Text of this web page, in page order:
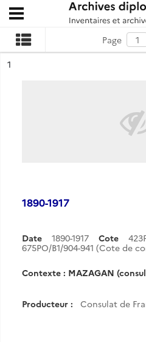
Archives diplomatiques
Ouvrir le menu déroulant
Page
n°
1
1890-1917
Date 1890-1917 Cote
675PO/B1/904-941 (Cote de
Contexte : MAZAGAN
Producteur : Consulat de